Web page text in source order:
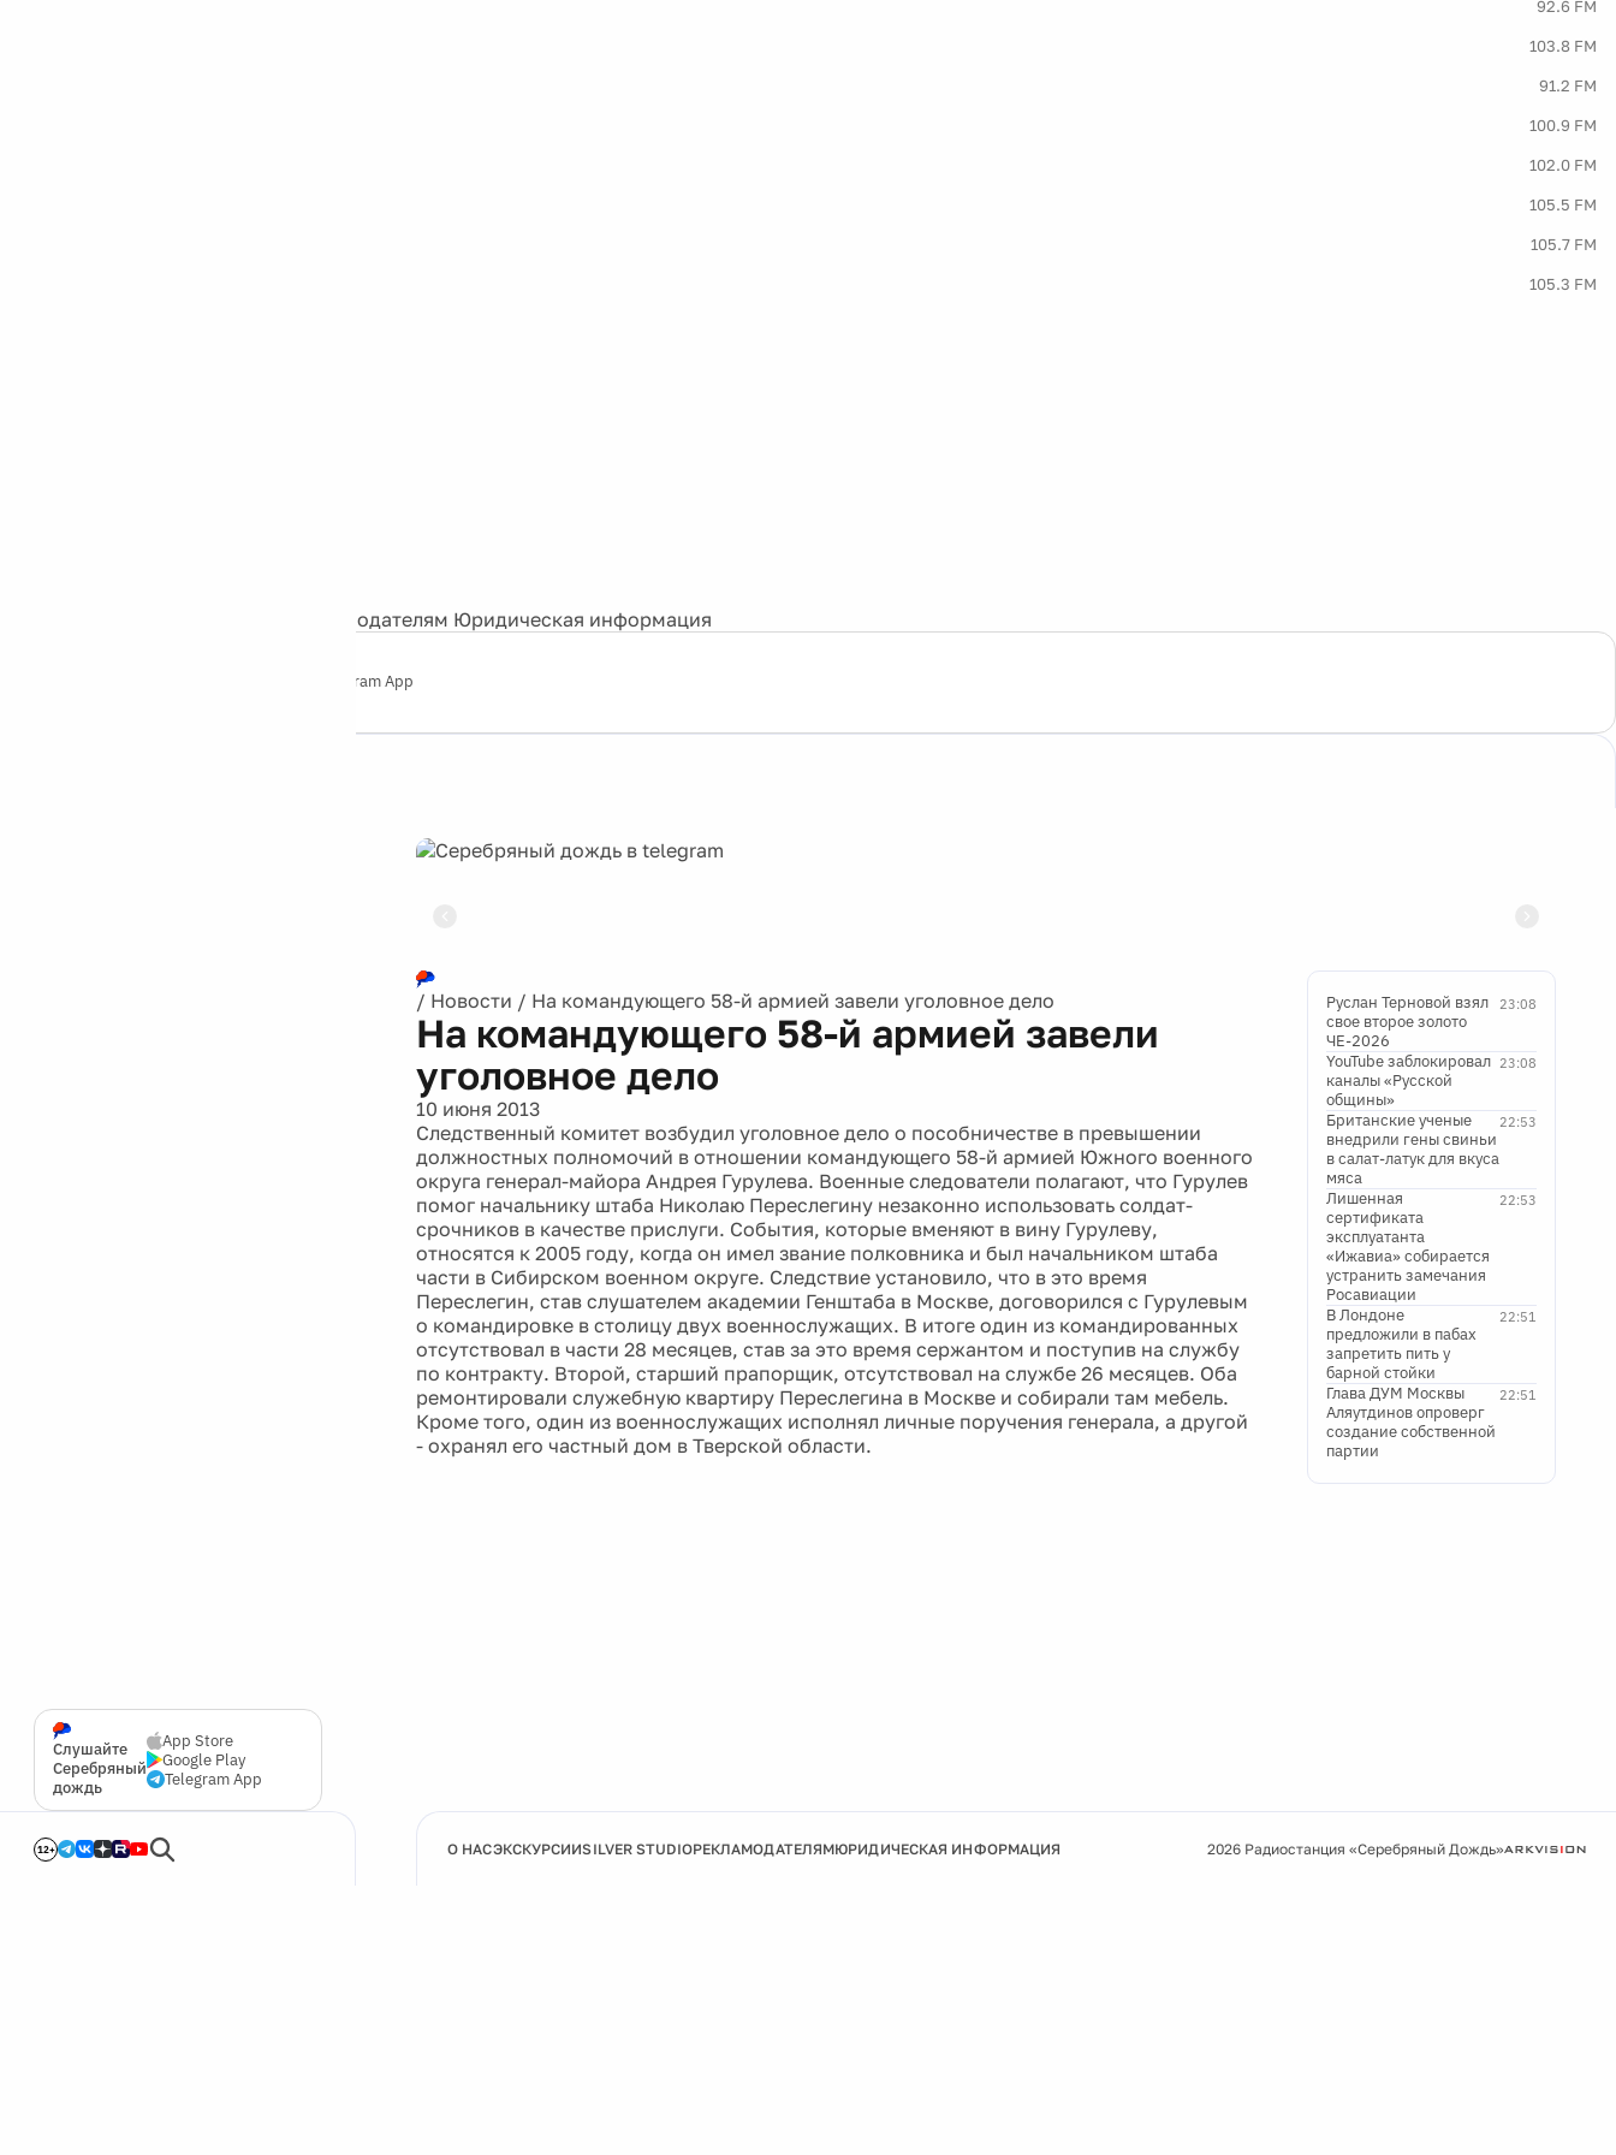
92.6 FM
103.8 FM
91.2 FM
100.9 FM
102.0 FM
105.5 FM
105.7 FM
105.3 FM
Рекламодателям Юридическая информация
Telegram App
Слушайте
Серебряный
дождь
App Store
Google Play
Telegram App
12+
/ Новости / На командующего 58-й армией завели уголовное дело
На командующего 58-й армией завели
уголовное дело
10 июня 2013
Следственный комитет возбудил уголовное дело о пособничестве в превышении
должностных полномочий в отношении командующего 58-й армией Южного военного
округа генерал-майора Андрея Гурулева. Военные следователи полагают, что Гурулев
помог начальнику штаба Николаю Переслегину незаконно использовать солдат-
срочников в качестве прислуги. События, которые вменяют в вину Гурулеву,
относятся к 2005 году, когда он имел звание полковника и был начальником штаба
части в Сибирском военном округе. Следствие установило, что в это время
Переслегин, став слушателем академии Генштаба в Москве, договорился с Гурулевым
о командировке в столицу двух военнослужащих. В итоге один из командированных
отсутствовал в части 28 месяцев, став за это время сержантом и поступив на службу
по контракту. Второй, старший прапорщик, отсутствовал на службе 26 месяцев. Оба
ремонтировали служебную квартиру Переслегина в Москве и собирали там мебель.
Кроме того, один из военнослужащих исполнял личные поручения генерала, а другой
- охранял его частный дом в Тверской области.
23:08
Руслан Терновой взял
свое второе золото
ЧЕ-2026
23:08
YouTube заблокировал
каналы «Русской
общины»
22:53
Британские ученые
внедрили гены свиньи
в салат-латук для вкуса
мяса
22:53
Лишенная
сертификата
эксплуатанта
«Ижавиа» собирается
устранить замечания
Росавиации
22:51
В Лондоне
предложили в пабах
запретить пить у
барной стойки
22:51
Глава ДУМ Москвы
Аляутдинов опроверг
создание собственной
партии
О НАСЭКСКУРСИИSILVER STUDIOРЕКЛАМОДАТЕЛЯМЮРИДИЧЕСКАЯ ИНФОРМАЦИЯ 2026 Радиостанция «Серебряный Дождь»